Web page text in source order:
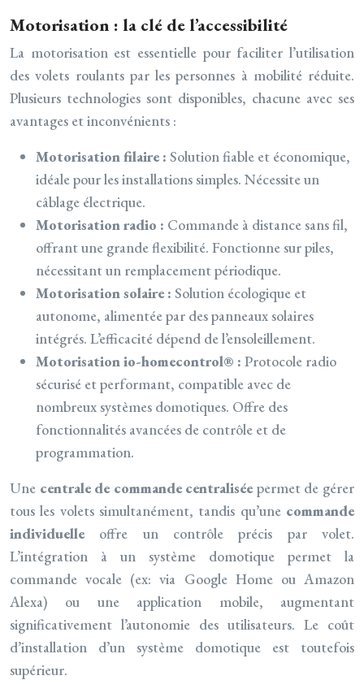
Motorisation : la clé de l’accessibilité
La motorisation est essentielle pour faciliter l’utilisation
des volets roulants par les personnes à mobilité réduite.
Plusieurs technologies sont disponibles, chacune avec ses
avantages et inconvénients :
Motorisation filaire : Solution fiable et économique,
idéale pour les installations simples. Nécessite un
câblage électrique.
Motorisation radio : Commande à distance sans fil,
offrant une grande flexibilité. Fonctionne sur piles,
nécessitant un remplacement périodique.
Motorisation solaire : Solution écologique et
autonome, alimentée par des panneaux solaires
intégrés. L’efficacité dépend de l’ensoleillement.
Motorisation io-homecontrol® : Protocole radio
sécurisé et performant, compatible avec de
nombreux systèmes domotiques. Offre des
fonctionnalités avancées de contrôle et de
programmation.
Une centrale de commande centralisée permet de gérer
tous les volets simultanément, tandis qu’une commande
individuelle offre un contrôle précis par volet.
L’intégration à un système domotique permet la
commande vocale (ex: via Google Home ou Amazon
Alexa) ou une application mobile, augmentant
significativement l’autonomie des utilisateurs. Le coût
d’installation d’un système domotique est toutefois
supérieur.